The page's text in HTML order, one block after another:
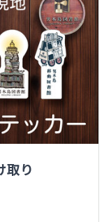
取り